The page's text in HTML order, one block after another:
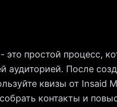
это простой процесс,
аудиторией. После
квизы от Insaid
контакты и